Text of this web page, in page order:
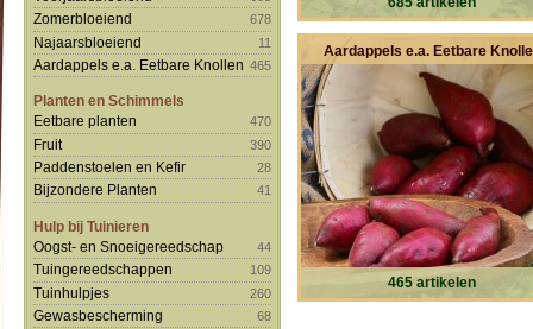
Zomerbloeiend 678
Najaarsbloeiend 11
Aardappels e.a. Eetbare Knollen 465
Planten en Schimmels
Eetbare planten
470
Fruit 390
Paddenstoelen en Kefir 28
Bijzondere Planten 41
Hulp bij Tuinieren
Oogst- en Snoeigereedschap
44
Tuingereedschappen 109
Tuinhulpjes 260
Gewasbescherming 68
Aardappels e.a. Eetbare
465 artikelen